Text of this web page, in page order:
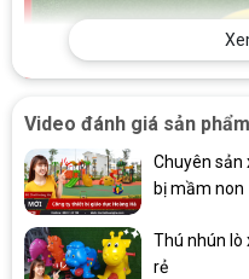
Video đánh giá sản phẩm
Chuyên
bị mầm non
Thú nhún lò
rẻ